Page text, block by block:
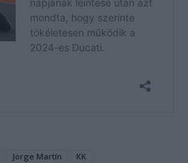
Jorge Martín
KK